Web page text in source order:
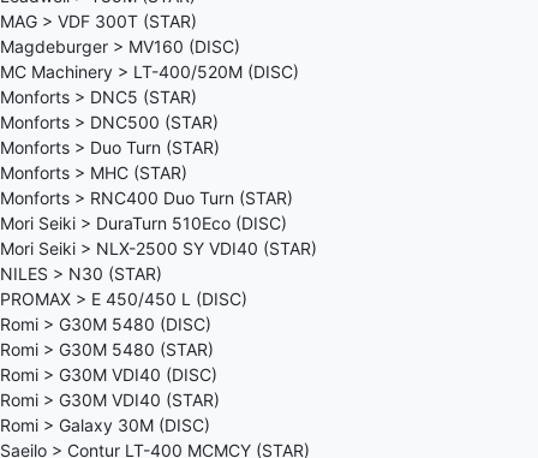
MAG > VDF 300T (STAR)
Magdeburger > MV160 (DISC)
MC Machinery > LT-400/520M (DISC)
Monforts > DNC5 (STAR)
Monforts > DNC500 (STAR)
Monforts > Duo Turn (STAR)
Monforts > MHC (STAR)
Monforts > RNC400 Duo Turn (STAR)
Mori Seiki > DuraTurn 510Eco (DISC)
Mori Seiki > NLX-2500 SY VDI40 (STAR)
NILES > N30 (STAR)
PROMAX > E 450/450 L (DISC)
Romi > G30M 5480 (DISC)
Romi > G30M 5480 (STAR)
Romi > G30M VDI40 (DISC)
Romi > G30M VDI40 (STAR)
Romi > Galaxy 30M (DISC)
Saeilo > Contur LT-400 MCMCY (STAR)